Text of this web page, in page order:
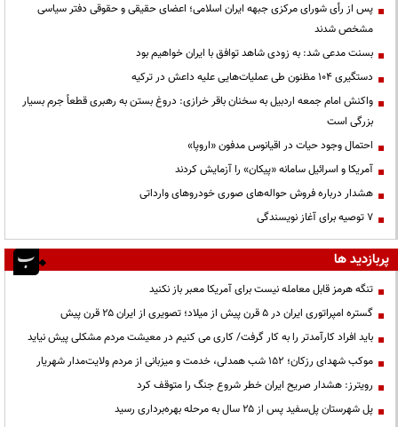
پس از رأی شورای مرکزی جبهه ایران اسلامی؛ اعضای حقیقی و حقوقی دفتر سیاسی
مشخص شدند
بسنت مدعی شد: به زودی شاهد توافق با ایران خواهیم بود
دستگیری ۱۰۴ مظنون طی عملیات‌هایی علیه داعش در ترکیه
واکنش امام جمعه اردبیل به سخنان باقر خرازی: دروغ بستن به رهبری قطعاً جرم بسیار
بزرگی است
احتمال وجود حیات در اقیانوس مدفون «اروپا»
آمریکا و اسرائیل سامانه «پیکان» را آزمایش کردند
هشدار درباره فروش حواله‌های صوری خودروهای وارداتی
۷ توصیه برای آغاز نویسندگی
پربازدید ها
تنگه هرمز قابل معامله نیست برای آمریکا معبر باز نکنید
گستره امپراتوری ایران در ۵ قرن پیش از میلاد؛ تصویری از ایران ۲۵ قرن پیش
باید افراد کارآمدتر را به کار گرفت/ کاری می کنیم در معیشت مردم مشکلی پیش نیاید
موکب شهدای رزکان؛ ۱۵۲ شب همدلی، خدمت و میزبانی از مردم ولایت‌مدار شهریار
رویترز: هشدار صریح ایران خطر شروع جنگ را متوقف کرد
پل شهرستان پل‌سفید پس از ۲۵ سال به مرحله بهره‌برداری رسید